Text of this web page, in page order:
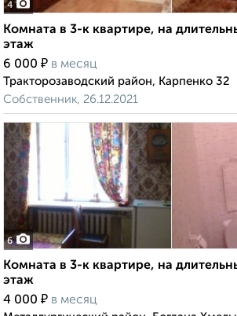
4
Комната в 3-к квартире, на
этаж
6 000 ₽ в месяц
Тракторозаводский район, Карпенко 32
Собственник, 26.12.2021
6
Комната в 3-к квартире, на
этаж
4 000 ₽ в месяц